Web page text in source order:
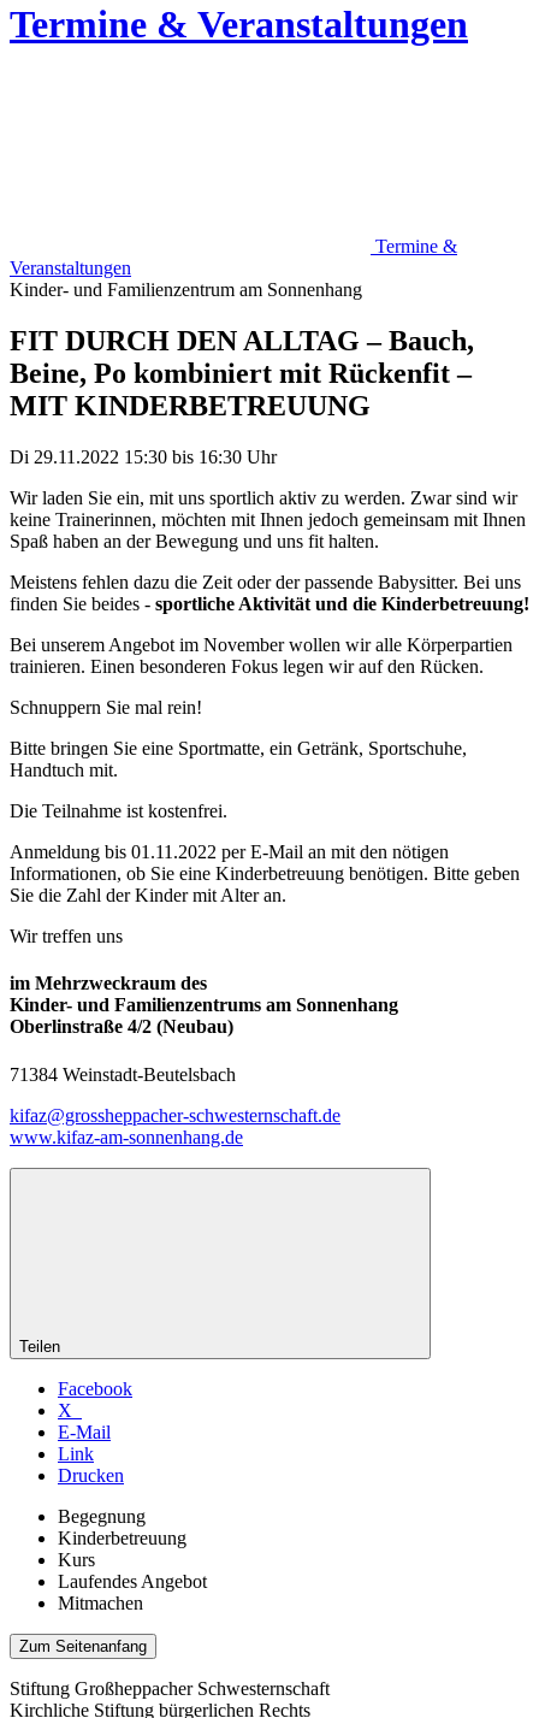
Termine & Veranstaltungen
Termine &
Veranstaltungen
Kinder- und Familienzentrum am Sonnenhang
FIT DURCH DEN ALLTAG – Bauch,
Beine, Po kombiniert mit Rückenfit –
MIT KINDERBETREUUNG
Di 29.11.2022 15:30 bis 16:30 Uhr
Wir laden Sie ein, mit uns sportlich aktiv zu werden. Zwar sind wir
keine Trainerinnen, möchten mit Ihnen jedoch gemeinsam mit Ihnen
Spaß haben an der Bewegung und uns fit halten.
Meistens fehlen dazu die Zeit oder der passende Babysitter. Bei uns
finden Sie beides - sportliche Aktivität und die Kinderbetreuung!
Bei unserem Angebot im November wollen wir alle Körperpartien
trainieren. Einen besonderen Fokus legen wir auf den Rücken.
Schnuppern Sie mal rein!
Bitte bringen Sie eine Sportmatte, ein Getränk, Sportschuhe,
Handtuch mit.
Die Teilnahme ist kostenfrei.
Anmeldung bis 01.11.2022 per E-Mail an mit den nötigen
Informationen, ob Sie eine Kinderbetreuung benötigen. Bitte geben
Sie die Zahl der Kinder mit Alter an.
Wir treffen uns
im Mehrzweckraum des
Kinder- und Familienzentrums am Sonnenhang
Oberlinstraße 4/2 (Neubau)
71384 Weinstadt-Beutelsbach
kifaz@grossheppacher-schwesternschaft.de
www.kifaz-am-sonnenhang.de
Teilen
Facebook
X
E-Mail
Link
Drucken
Begegnung
Kinderbetreuung
Kurs
Laufendes Angebot
Mitmachen
Zum Seitenanfang
Stiftung Großheppacher Schwesternschaft
Kirchliche Stiftung bürgerlichen Rechts